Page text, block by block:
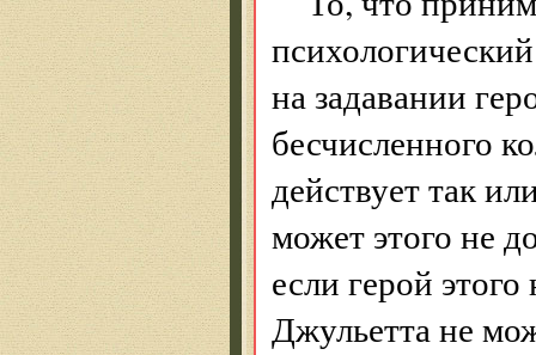
на задавании
бесчисленного
действует так
может этого не
если герой
Джульетта не